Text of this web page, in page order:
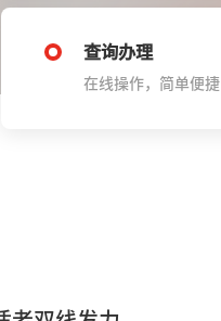
查询办理
在线操作，简单便捷